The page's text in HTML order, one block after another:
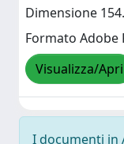
Dimensione
Formato Adobe
Visualizza/Apri
I documenti in